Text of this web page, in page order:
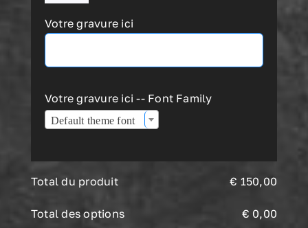
Votre gravure ici
Votre gravure ici -- Font Family
Default theme font
Total du produit 150,00
€
Total des options 0,00
€